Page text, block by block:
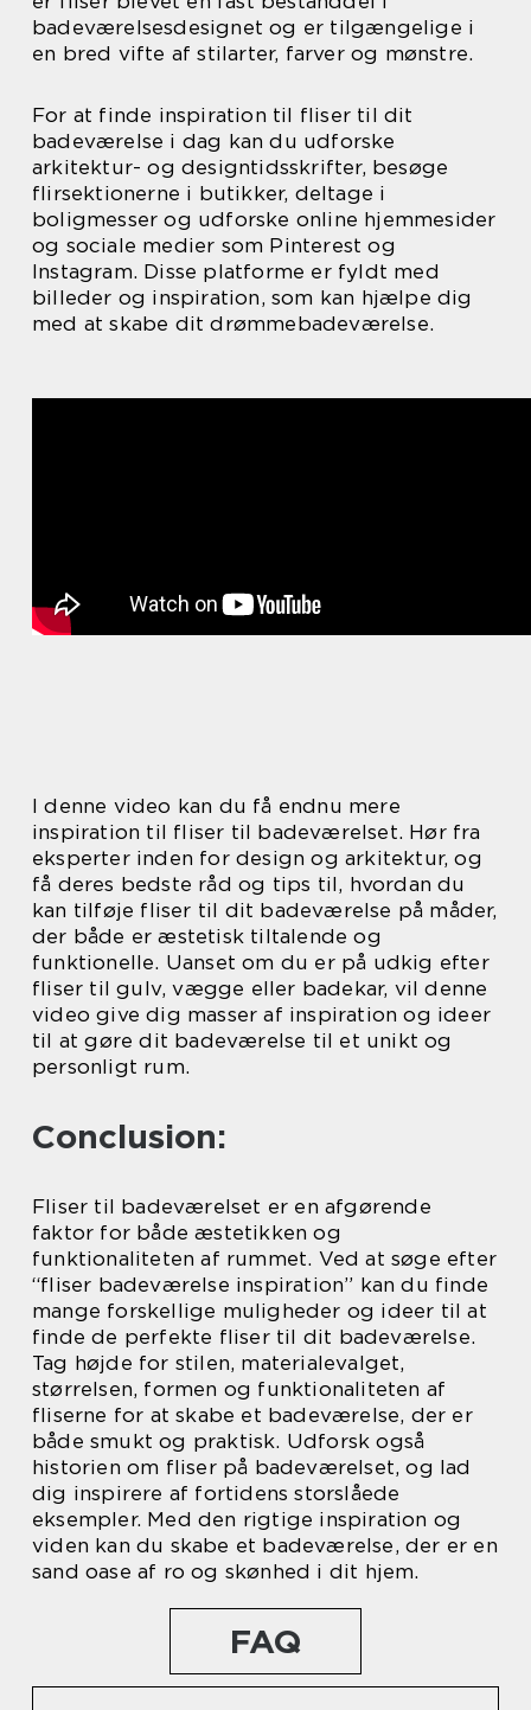
badeværelsesdesignet og er tilgængelige i
en bred vifte af stilarter, farver og mønstre.
For at finde inspiration til fliser til dit
badeværelse i dag kan du udforske
arkitektur- og designtidsskrifter, besøge
flirsektionerne i butikker, deltage i
boligmesser og udforske online hjemmesider
og sociale medier som Pinterest og
Instagram. Disse platforme er fyldt med
billeder og inspiration, som kan hjælpe dig
med at skabe dit drømmebadeværelse.
I denne video kan du få endnu mere
inspiration til fliser til badeværelset. Hør fra
eksperter inden for design og arkitektur, og
få deres bedste råd og tips til, hvordan du
kan tilføje fliser til dit badeværelse på måder,
der både er æstetisk tiltalende og
funktionelle. Uanset om du er på udkig efter
fliser til gulv, vægge eller badekar, vil denne
video give dig masser af inspiration og ideer
til at gøre dit badeværelse til et unikt og
personligt rum.
Conclusion:
Fliser til badeværelset er en afgørende
faktor for både æstetikken og
funktionaliteten af rummet. Ved at søge efter
“fliser badeværelse inspiration” kan du finde
mange forskellige muligheder og ideer til at
finde de perfekte fliser til dit badeværelse.
Tag højde for stilen, materialevalget,
størrelsen, formen og funktionaliteten af
fliserne for at skabe et badeværelse, der er
både smukt og praktisk. Udforsk også
historien om fliser på badeværelset, og lad
dig inspirere af fortidens storslåede
eksempler. Med den rigtige inspiration og
viden kan du skabe et badeværelse, der er en
sand oase af ro og skønhed i dit hjem.
FAQ